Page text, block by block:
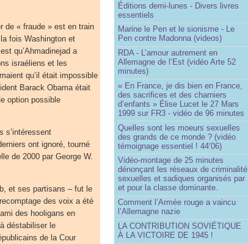
de « fraude » est en train
fois Washington et
qu’Ahmadinejad a
israéliens et les
qu’il était impossible
Barack Obama était
option possible
s’intéressent
ont ignoré, tourné
de 2000 par George W.
et ses partisans – fut le
des voix a été
des hooligans en
déstabiliser le
de la Cour
Éditions demi-lunes - Divers livres
essentiels
Marine le Pen et le sionisme - Le
Pen contre Madonna (videos)
RDA - L’amour autrement en
Allemagne de l’Est (vidéo Arte 52
minutes)
« En France, je dis bien en France,
des sacrifices et des charniers
d’enfants » Élise Lucet le 27 Mars
1999 sur FR3 - vidéo de 96 minutes
Quelles sont les moeurs sexuelles
des grands de ce monde ? (vidéo
témoignage essentiel ! 44’06)
Vidéo-montage de 25 minutes
dénonçant les réseaux de criminalité
sexuelles et sadiques organisés par
et pour la classe dominante.
Comment l’Armée rouge a vaincu
l’Allemagne nazie
LA CONTRIBUTION SOVIÉTIQUE
À LA VICTOIRE DE 1945 !